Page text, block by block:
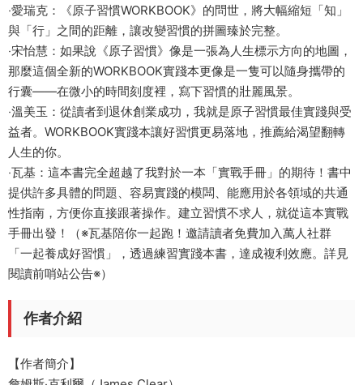
‧愛瑞克：《原子習慣WORKBOOK》的問世，將大幅縮短「知」
與「行」之間的距離，讓改變習慣的拼圖臻於完整。
‧宋怡慧：如果說《原子習慣》像是一張為人生標示方向的地圖，
那麼這個全新的WORKBOOK實踐本更像是一隻可以隨身攜帶的
行囊——在微小的時間刻度裡，寫下習慣的壯麗風景。
‧溫美玉：從讀者到退休創業成功，我就是原子習慣最佳實踐與受
益者。WORKBOOK實踐本讓好習慣更易落地，推薦給渴望翻轉
人生的你。
‧瓦基：這本書完全超越了我對於一本「實戰手冊」的期待！書中
提供許多具體的問題、容易實踐的模闆、能應用於各領域的共通
性指南，方便你直接跟著操作。建立習慣不求人，就從這本實戰
手冊出發！（※瓦基陪你一起跑！邀請讀者免費加入萬人社群
「一起養成好習慣」，透過練習實踐本書，達成複利效應。詳見
閱讀前哨站公告※）
作者介紹
【作者簡介】